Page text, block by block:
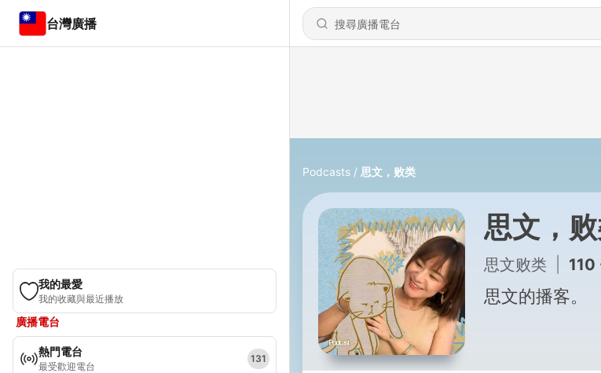
台灣廣播
我的最愛
我的收藏與最近播放
廣播電台
熱門電台
最受歡迎電台
131
Podcasts 思文，败类
思文，
思文败类 110 - 109.
思文的播客。